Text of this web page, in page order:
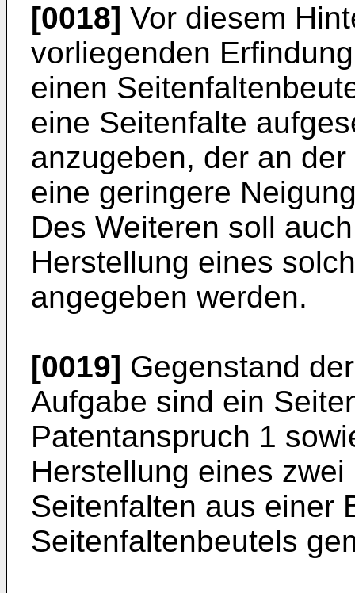
[0018] Vor diesem
vorliegenden
einen
eine Seitenfalte
anzugeben, der an
eine geringere
Des Weiteren soll
Herstellung eines
angegeben werden.
[0019] Gegenstand
Aufgabe sind ein
Patentanspruch 1
Herstellung eines
Seitenfalten aus einer
Seitenfaltenbeutels